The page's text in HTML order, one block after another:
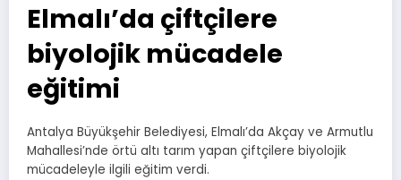
Elmalı’da çiftçilere
biyolojik mücadele
eğitimi
Antalya Büyükşehir Belediyesi, Elmalı’da Akçay ve Armutlu
Mahallesi’nde örtü altı tarım yapan çiftçilere biyolojik
mücadeleyle ilgili eğitim verdi.